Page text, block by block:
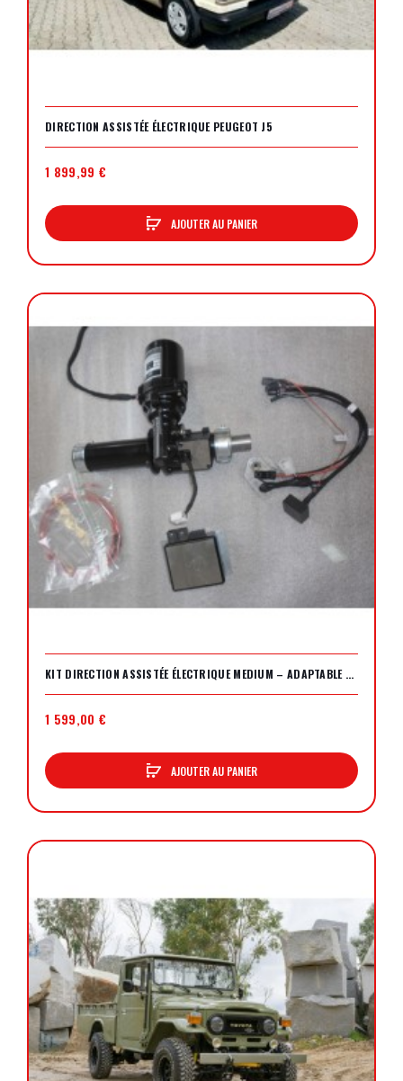
DIRECTION ASSISTÉE ÉLECTRIQUE PEUGEOT J5
1 899,99 €
AJOUTER AU PANIER
KIT DIRECTION ASSISTÉE ÉLECTRIQUE MEDIUM – ADAPTABLE VÉHICULES CLASSIQUES (VOITURES DE COLLECTION, TAILLE MOYENNE)
1 599,00 €
AJOUTER AU PANIER